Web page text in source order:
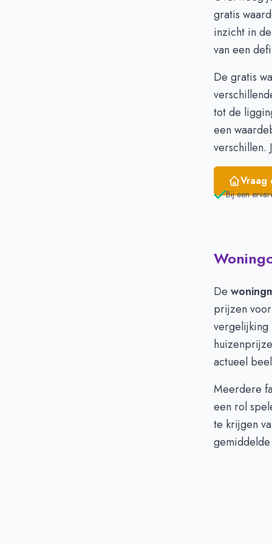
€
Februari
€
Maart
€
April
€
Mei
Juni
€
gratis
inzicht in
van een
De gratis
tot de
een
verschillen.
Vraag
Bij een
De
prijzen
vergelijking
actueel
Meerdere
een rol
te krijgen